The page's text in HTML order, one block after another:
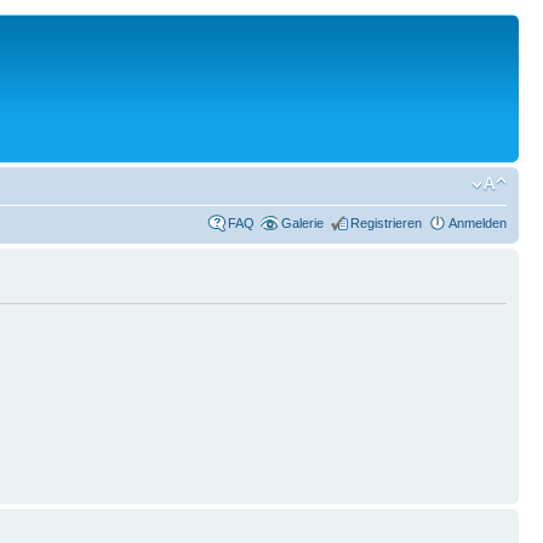
FAQ Galerie Registrieren Anmelden